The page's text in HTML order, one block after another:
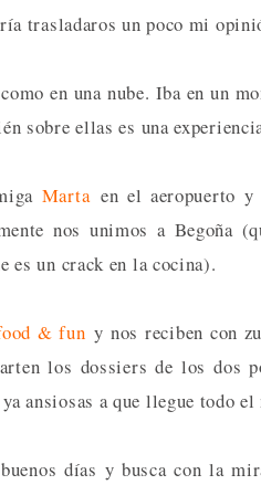
trasladaros un poco mi
en una nube. Iba en un
sobre ellas es una
Martaen el aeropuerto y
nos unimos a Begoña
es un crack en la cocina).
& fun y nos reciben con
los dossiers de los dos
ansiosas a que llegue todo
días y busca con la